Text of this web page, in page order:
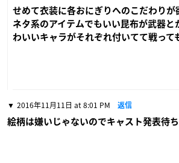
せめて衣装に各おにぎりへのこだわりが
ネタ系のアイテムでもいい昆布が武器と
わいいキャラがそれぞれ付いてて戦って
2016年11月11日 at 8:01 PM 返信
絵柄は嫌いじゃないのでキャスト発表待ち